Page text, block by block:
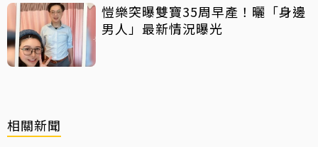
愷樂突曝雙寶35周早產！曬「身邊
男人」最新情況曝光
相關新聞